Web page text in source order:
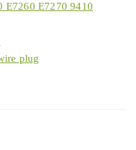
E7270 9410
plug